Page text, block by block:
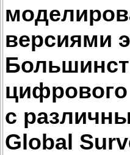
версиями
с
Global